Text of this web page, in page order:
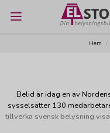
Hem
Belid är idag en av
sysselsätter 130
tillverka svensk belysning